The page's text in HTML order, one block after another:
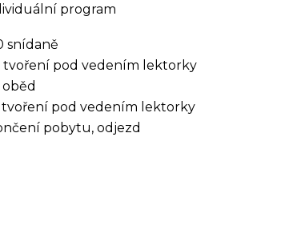
program
snídaně
tvoření pod vedením lektorky
oběd
tvoření pod vedením lektorky
pobytu, odjezd